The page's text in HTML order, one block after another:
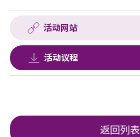
活动网站
活动议程
返回列表